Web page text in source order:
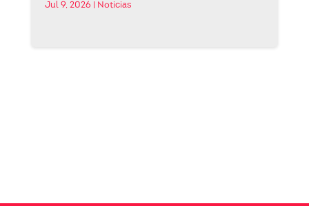
Jul 9, 2026 Noticias